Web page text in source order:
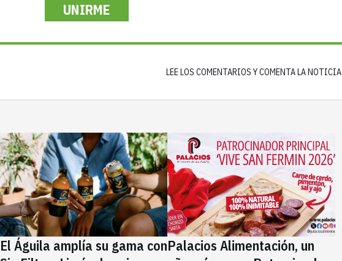
UNIRME
LEE LOS COMENTARIOS Y COMENTA LA NOTICIA
El Águila amplía su gama conPalacios Alimentación, un